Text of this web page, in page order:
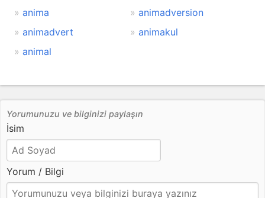
anima
animadversion
animadvert
animakul
animal
Yorumunuzu ve bilginizi paylaşın
İsim
Yorum / Bilgi